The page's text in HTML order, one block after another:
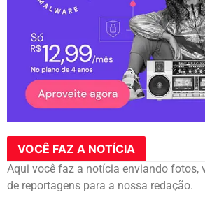
VOCÊ FAZ A NOTÍCIA
Aqui você faz a notícia enviando fotos,
de reportagens para a nossa redação.